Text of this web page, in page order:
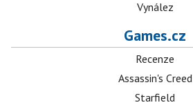
Vynález
Games.cz
Recenze
Assassin's Creed
Starfield